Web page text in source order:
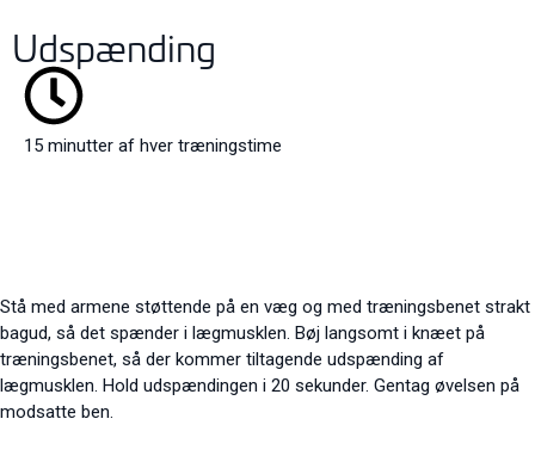
Udspænding
15 minutter af hver træningstime
Stå med armene støttende på en væg og med træningsbenet strakt
bagud, så det spænder i lægmusklen. Bøj langsomt i knæet på
træningsbenet, så der kommer tiltagende udspænding af
lægmusklen. Hold udspændingen i 20 sekunder. Gentag øvelsen på
modsatte ben.